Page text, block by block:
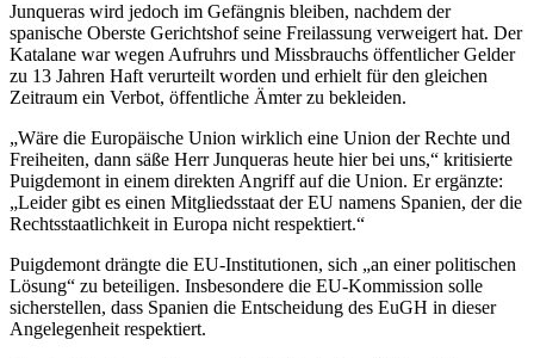
Junqueras wird jedoch im Gefängnis bleiben, nachdem der
spanische Oberste Gerichtshof seine Freilassung verweigert hat. Der
Katalane war wegen Aufruhrs und Missbrauchs öffentlicher Gelder
zu 13 Jahren Haft verurteilt worden und erhielt für den gleichen
Zeitraum ein Verbot, öffentliche Ämter zu bekleiden.
„Wäre die Europäische Union wirklich eine Union der Rechte und
Freiheiten, dann säße Herr Junqueras heute hier bei uns,“ kritisierte
Puigdemont in einem direkten Angriff auf die Union. Er ergänzte:
„Leider gibt es einen Mitgliedsstaat der EU namens Spanien, der die
Rechtsstaatlichkeit in Europa nicht respektiert.“
Puigdemont drängte die EU-Institutionen, sich „an einer politischen
Lösung“ zu beteiligen. Insbesondere die EU-Kommission solle
sicherstellen, dass Spanien die Entscheidung des EuGH in dieser
Angelegenheit respektiert.